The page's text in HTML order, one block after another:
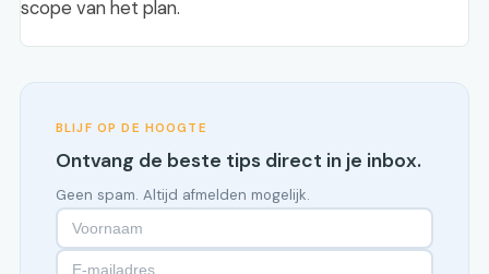
scope van het plan.
BLIJF OP DE HOOGTE
Ontvang de beste tips direct in je inbox.
Geen spam. Altijd afmelden mogelijk.